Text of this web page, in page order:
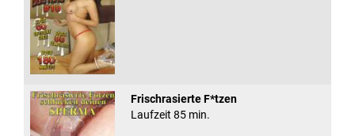
Frischrasierte F*tzen
Laufzeit 85 min.